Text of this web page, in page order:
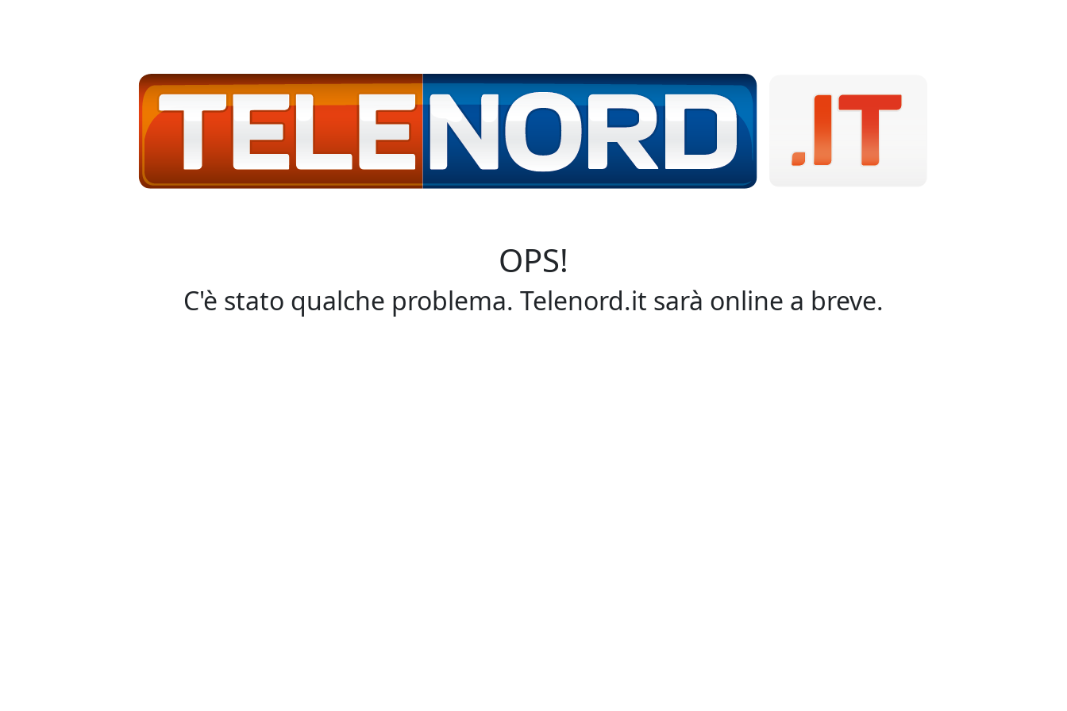
OPS!
C'è stato qualche problema. Telenord.it sarà online a breve.